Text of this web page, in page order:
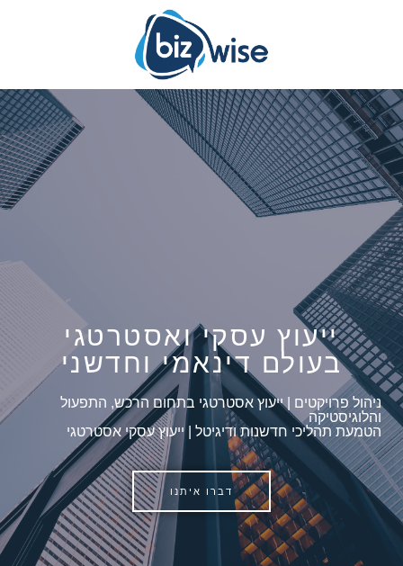
ייעוץ עסקי ואסטרטגי
בעולם דינאמי וחדשני
ניהול פרויקטים | ייעוץ אסטרטגי בתחום הרכש, התפעול
והלוגיסטיקה
הטמעת תהליכי חדשנות ודיגיטל |ייעוץ עסקי אסטרטגי
דברו איתנו